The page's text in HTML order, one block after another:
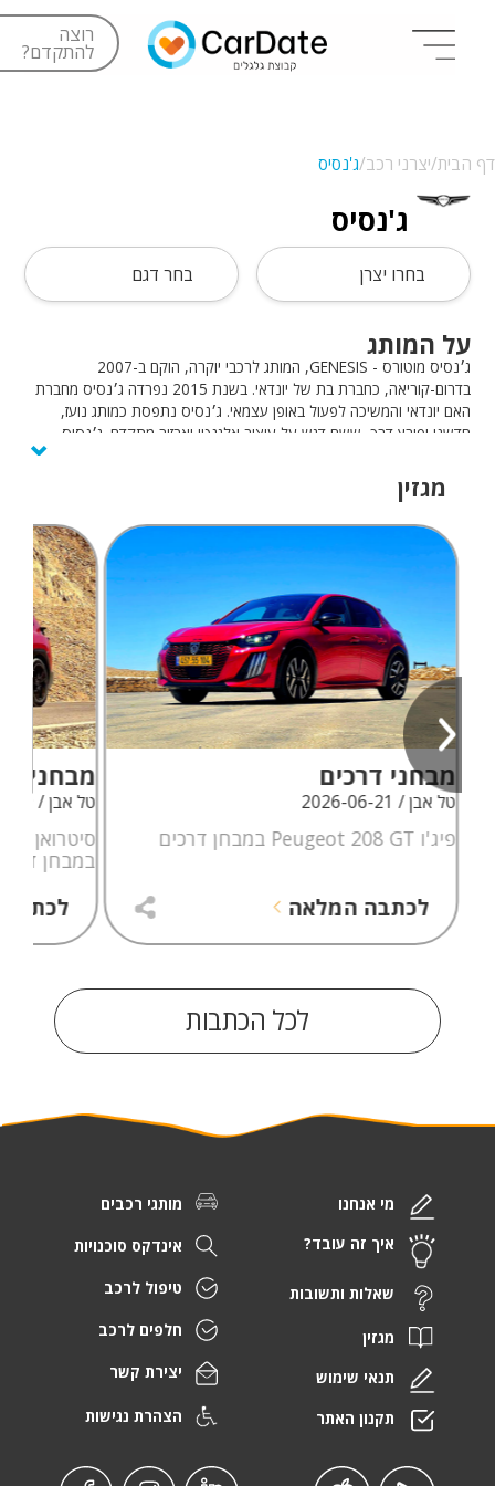
רוצה
להתקדם?
דף הבית/יצרני רכב/ג'נסיס
ג'נסיס
בחרו יצרן בחר דגם
על המותג
ג׳נסיס מוטורס - GENESIS, המותג לרכבי יוקרה, הוקם ב-2007
בדרום-קוריאה, כחברת בת של יונדאי. בשנת 2015 נפרדה ג׳נסיס מחברת
האם יונדאי והמשיכה לפעול באופן עצמאי. ג׳נסיס נתפסת כמותג נועז,
חדשני ופורץ דרך, ששם דגש על עיצוב אלגנטי ואבזור מתקדם. ג׳נסיס
⌄
מגזין
מבחני דרכים
טל אבן / 2026-06-21
פיג'ו Peugeot 208 GT במבחן דרכים
לכתבה המלאה
מבחני
טל אבן / 2026-06-09
במבחן
לכל הכתבות
מי אנחנו
איך זה עובד?
שאלות ותשובות
מגזין
תנאי שימוש
תקנון האתר
מותגי רכבים
אינדקס סוכנויות
טיפול לרכב
חלפים לרכב
יצירת קשר
הצהרת נגישות